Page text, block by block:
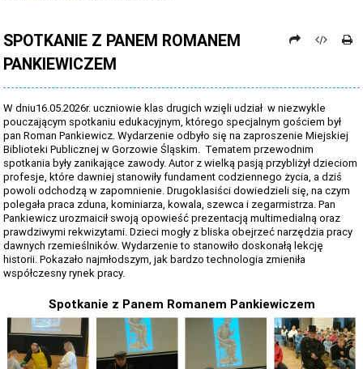
STOSOWANIE TECHNOLOGII TIK - TABLICA INTERAKTYWNA
DANE OSOBOWE
SPOTKANIE Z PANEM ROMANEM
PANKIEWICZEM
W dniu16.05.2026r. uczniowie klas drugich wzięli udział w niezwykle
pouczającym spotkaniu edukacyjnym, którego specjalnym gościem był
pan Roman Pankiewicz. Wydarzenie odbyło się na zaproszenie Miejskiej
Biblioteki Publicznej w Gorzowie Śląskim. Tematem przewodnim
spotkania były zanikające zawody. Autor z wielką pasją przybliżył dzieciom
profesje, które dawniej stanowiły fundament codziennego życia, a dziś
powoli odchodzą w zapomnienie. Drugoklasiści dowiedzieli się, na czym
polegała praca zduna, kominiarza, kowala, szewca i zegarmistrza. Pan
Pankiewicz urozmaicił swoją opowieść prezentacją multimedialną oraz
prawdziwymi rekwizytami. Dzieci mogły z bliska obejrzeć narzędzia pracy
dawnych rzemieślników. Wydarzenie to stanowiło doskonałą lekcję
historii. Pokazało najmłodszym, jak bardzo technologia zmieniła
współczesny rynek pracy.
Spotkanie z Panem Romanem Pankiewiczem